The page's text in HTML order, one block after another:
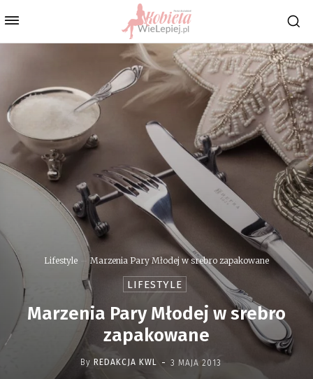
Lifestyle Marzenia Pary Młodej w srebro zapakowane
LIFESTYLE
Marzenia Pary Młodej w srebro
zapakowane
By REDAKCJA KWL - 3 MAJA 2013